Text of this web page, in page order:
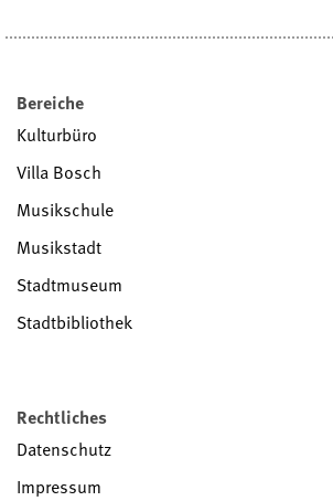
Bereiche
Kulturbüro
Villa Bosch
Musikschule
Musikstadt
Stadtmuseum
Stadtbibliothek
Rechtliches
Datenschutz
Impressum